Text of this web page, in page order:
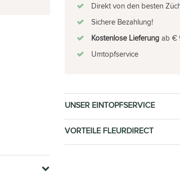
Direkt von den besten
Sichere Bezahlung!
Kostenlose Lieferung ab €
Umtopfservice
UNSER EINTOPFSERVICE
VORTEILE FLEURDIRECT